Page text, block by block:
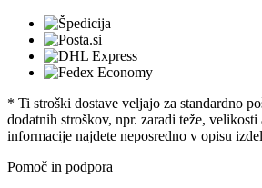
* Ti stroški dostave veljajo za standardno
dodatnih stroškov, npr. zaradi teže,
informacije najdete neposredno v opisu
Pomoč in podpora